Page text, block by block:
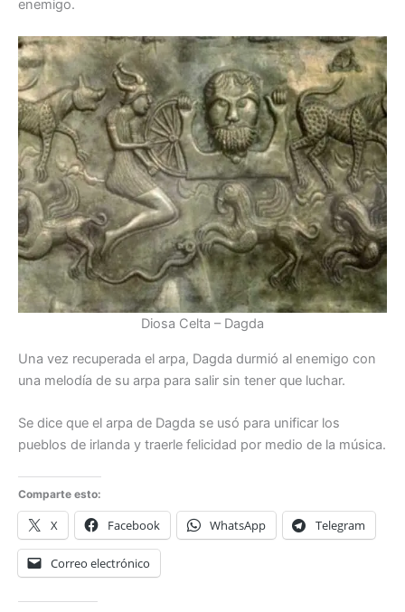
enemigo.
Diosa Celta – Dagda
Una vez recuperada el arpa, Dagda durmió al enemigo con
una melodía de su arpa para salir sin tener que luchar.
Se dice que el arpa de Dagda se usó para unificar los
pueblos de irlanda y traerle felicidad por medio de la música.
Comparte esto:
X Facebook WhatsApp Telegram
Correo electrónico